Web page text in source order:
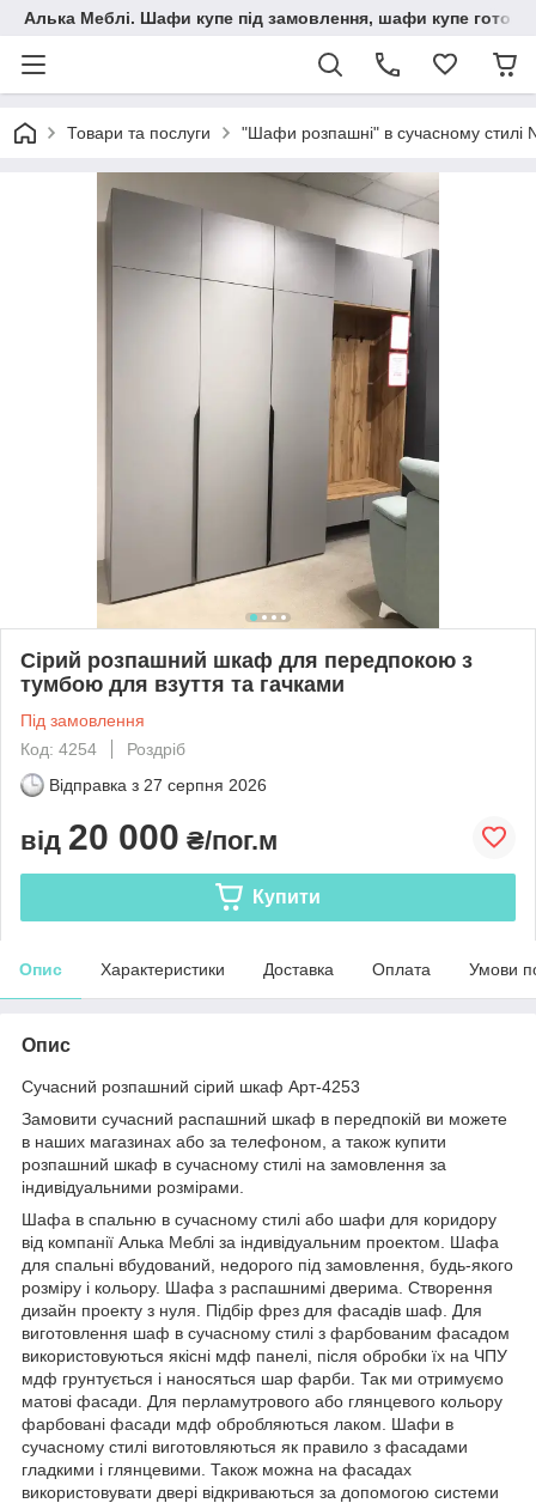
Алька Меблі. Шафи купе під замовлення, шафи купе готові,
Товари та послуги "Шафи розпашні" в сучасному стилі
Сірий розпашний шкаф для передпокою з
тумбою для взуття та гачками
Під замовлення
Код: 4254
Роздріб
Відправка з 27 серпня 2026
від 20 000 ₴/пог.м
Купити
Опис Характеристики Доставка Оплата Умови
Опис
Сучасний розпашний сірий шкаф Арт-4253
Замовити сучасний распашний шкаф в передпокій ви можете
в наших магазинах або за телефоном, а також купити
розпашний шкаф в сучасному стилі на замовлення за
індивідуальними розмірами.
Шафа в спальню в сучасному стилі або шафи для коридору
від компанії Алька Меблі за індивідуальним проектом. Шафа
для спальні вбудований, недорого під замовлення, будь-якого
розміру і кольору. Шафа з распашнимі дверима. Створення
дизайн проекту з нуля. Підбір фрез для фасадів шаф. Для
виготовлення шаф в сучасному стилі з фарбованим фасадом
використовуються якісні мдф панелі, після обробки їх на ЧПУ
мдф грунтується і наносяться шар фарби. Так ми отримуємо
матові фасади. Для перламутрового або глянцевого кольору
фарбовані фасади мдф обробляються лаком. Шафи в
сучасному стилі виготовляються як правило з фасадами
гладкими і глянцевими. Також можна на фасадах
використовувати двері відкриваються за допомогою системи